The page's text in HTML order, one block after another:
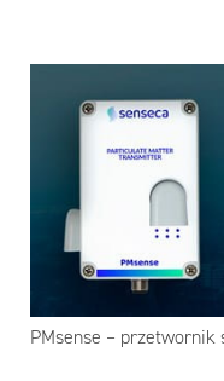
PMsense – przetwornik